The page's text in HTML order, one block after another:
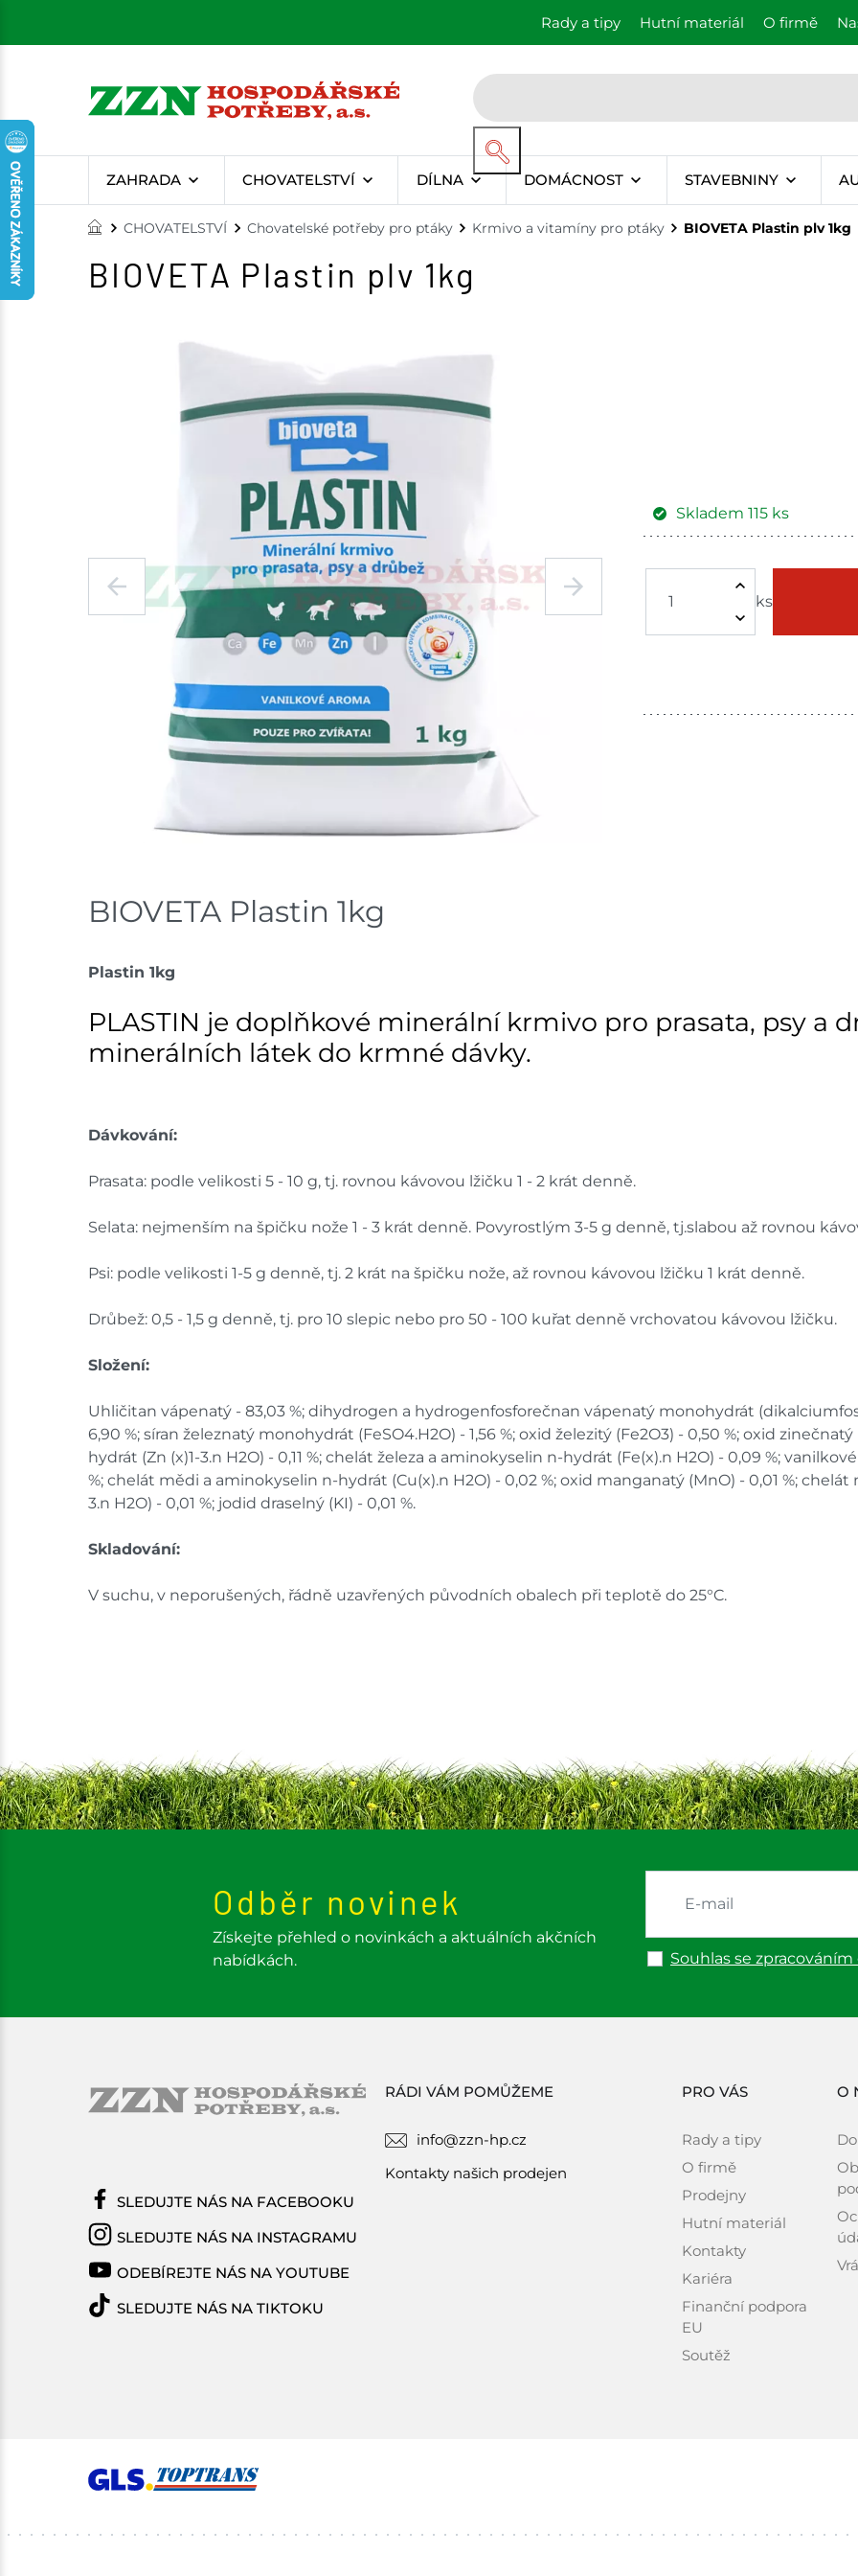
Rady a tipy Hutní materiál O firmě
ZAHRADA CHOVATELSTVÍ DÍLNA DOMÁCNOST STAVEBNINY
CHOVATELSTVÍ Chovatelské potřeby pro ptáky Krmivo a vitamíny pro ptáky BIOVETA Plastin plv 1kg
BIOVETA Plastin plv 1kg
ks
Skladem 115 ks
Sázavou
BIOVETA Plastin 1kg
Plastin 1kg
PLASTIN je doplňkové minerální krmivo pro prasata, psy a
minerálních látek do krmné dávky.
Dávkování:
Prasata: podle velikosti 5 - 10 g, tj. rovnou kávovou lžičku 1 - 2 krát denně.
Selata: nejmenším na špičku nože 1 - 3 krát denně. Povyrostlým 3-5 g denně, tj.slabou až rovnou
Psi: podle velikosti 1-5 g denně, tj. 2 krát na špičku nože, až rovnou kávovou lžičku 1 krát denně.
Drůbež: 0,5 - 1,5 g denně, tj. pro 10 slepic nebo pro 50 - 100 kuřat denně vrchovatou kávovou lžičku.
Složení:
Uhličitan vápenatý - 83,03 %; dihydrogen a hydrogenfosforečnan vápenatý monohydrát
6,90 %; síran železnatý monohydrát (FeSO4.H2O) - 1,56 %; oxid železitý (Fe2O3) - 0,50 %; oxid
hydrát (Zn (x)1-3.n H2O) - 0,11 %; chelát železa a aminokyselin n-hydrát (Fe(x).n H2O) - 0,09 %;
%; chelát mědi a aminokyselin n-hydrát (Cu(x).n H2O) - 0,02 %; oxid manganatý (MnO) - 0,01 %;
3.n H2O) - 0,01 %; jodid draselný (KI) - 0,01 %.
Skladování:
V suchu, v neporušených, řádně uzavřených původních obalech při teplotě do 25°C.
Odběr novinek
Získejte přehled o novinkách a aktuálních akčních
nabídkách.
Souhlas se
RÁDI VÁM POMŮŽEME
info@zzn-hp.cz
Kontakty našich prodejen
PRO VÁS
Rady a tipy
O firmě
Prodejny
Hutní materiál
Kontakty
Kariéra
Finanční podpora
EU
Soutěž
O
SLEDUJTE NÁS NA FACEBOOKU
SLEDUJTE NÁS NA INSTAGRAMU
ODEBÍREJTE NÁS NA YOUTUBE
SLEDUJTE NÁS NA TIKTOKU